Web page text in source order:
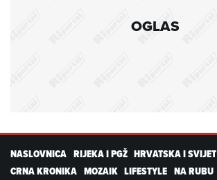
OGLAS
NASLOVNICA RIJEKA I PGŽ HRVATSKA I SVIJET
CRNA KRONIKA MOZAIK LIFESTYLE NA RUBU